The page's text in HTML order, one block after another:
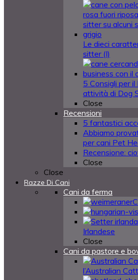
Le dieci
sitter (I)
5 Consigli per
attività di Dog
Close
Recensioni
5 fantastici
Abbiamo
per cani Pet
Recensione:
Close
Close
Razze Di Cani
Cani da ferma
Irlandese
Close
Cani da pastore e
l’Australian